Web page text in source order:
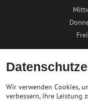
Wir verwenden Cookies,
verbessern, ihre Leistung